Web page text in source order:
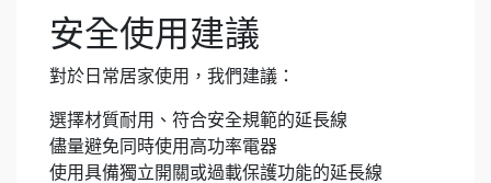
安全使用建議
對於日常居家使用，我們建議：
選擇材質耐用、符合安全規範的延長線
儘量避免同時使用高功率電器
使用具備獨立開關或過載保護功能的延長線